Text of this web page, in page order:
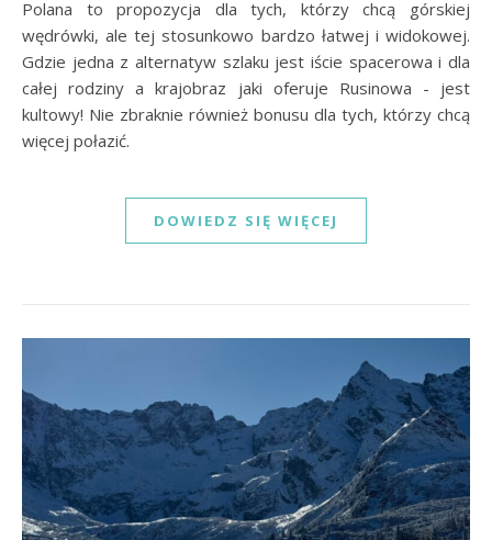
Polana to propozycja dla tych, którzy chcą górskiej
wędrówki, ale tej stosunkowo bardzo łatwej i widokowej.
Gdzie jedna z alternatyw szlaku jest iście spacerowa i dla
całej rodziny a krajobraz jaki oferuje Rusinowa - jest
kultowy! Nie zbraknie również bonusu dla tych, którzy chcą
więcej połazić.
DOWIEDZ SIĘ WIĘCEJ